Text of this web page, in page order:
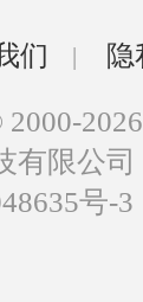
们
2026
有限公
号-3